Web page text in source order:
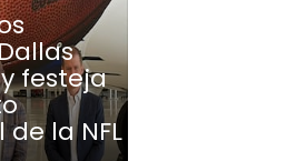
festeja
la NFL